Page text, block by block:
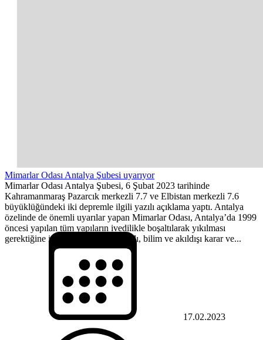
Mimarlar Odası Antalya Şubesi uyarıyor
Mimarlar Odası Antalya Şubesi, 6 Şubat 2023 tarihinde
Kahramanmaraş Pazarcık merkezli 7.7 ve Elbistan merkezli 7.6
büyüklüğündeki iki depremle ilgili yazılı açıklama yaptı. Antalya
özelinde de önemli uyarılar yapan Mimarlar Odası, Antalya’da 1999
öncesi yapılan tüm yapıların ivedilikle boşaltılarak yıkılması
gerektiğine işaret ederek, rant odaklı, bilim ve akıldışı karar ve...
17.02.2023